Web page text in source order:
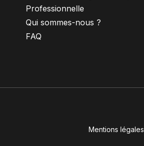
Professionnelle
Qui sommes-nous ?
FAQ
Mentions légales